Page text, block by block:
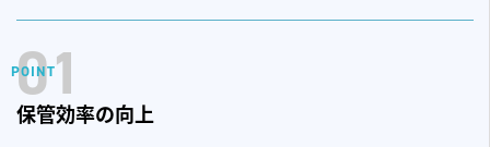
01
保管効率の向上